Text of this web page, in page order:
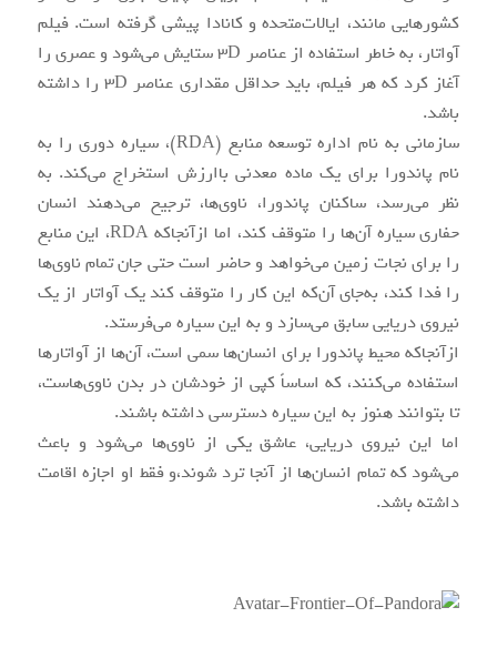
کشورهایی مانند، ایالات‌متحده و کانادا پیشی گرفته است. فیلم
آواتار، به خاطر استفاده از عناصر ۳D ستایش می‌شود و عصری را
آغاز کرد که هر فیلم، باید حداقل مقداری عناصر ۳D را داشته
باشد.
سازمانی به نام اداره توسعه منابع (RDA)، سیاره دوری را به
نام پاندورا برای یک ماده معدنی باارزش استخراج می‌کند. به
نظر می‌رسد، ساکنان پاندورا، ناوی‌ها، ترجیح می‌دهند انسان
حفاری سیاره آن‌ها را متوقف کند، اما ازآنجاکه RDA، این منابع
را برای نجات زمین می‌خواهد و حاضر است حتی جان تمام ناوی‌ها
را فدا کند، به‌جای آن‌که این کار را متوقف کند یک آواتار از یک
نیروی دریایی سابق می‌سازد و به این سیاره می‌فرستد.
ازآنجاکه محیط پاندورا برای انسان‌ها سمی است، آن‌ها از آواتارها
استفاده می‌کنند، که اساساً کپی از خودشان در بدن ناوی‌هاست،
تا بتوانند هنوز به این سیاره دسترسی داشته باشند.
اما این نیروی دریایی، عاشق یکی از ناوی‌ها می‌شود و باعث
می‌شود که تمام انسان‌ها از آنجا ترد شوند،و فقط او اجازه اقامت
داشته باشد.